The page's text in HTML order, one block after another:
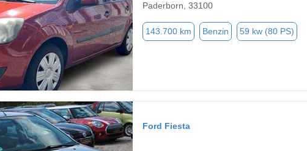
Paderborn, 33100
143.700 km Benzin 59 kw (80 PS)
Ford Fiesta